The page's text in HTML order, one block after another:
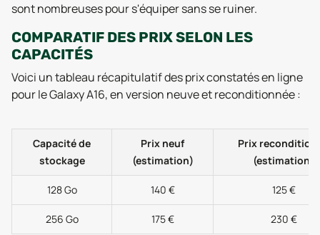
sont nombreuses pour s'équiper sans se ruiner.
COMPARATIF DES PRIX SELON LES
CAPACITÉS
Voici un tableau récapitulatif des prix constatés en ligne
pour le Galaxy A16, en version neuve et reconditionnée :
Capacité de
stockage
Prix neuf
(estimation)
Prix
(estimation)
128 Go 140 € 125 €
256 Go 175 € 230 €